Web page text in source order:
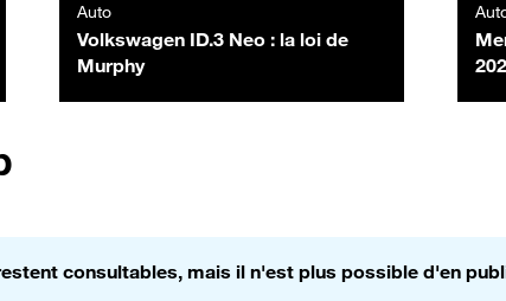
Auto
Volkswagen ID.3 Neo : la loi de
Murphy
consultables, mais il n'est plus possible d'en